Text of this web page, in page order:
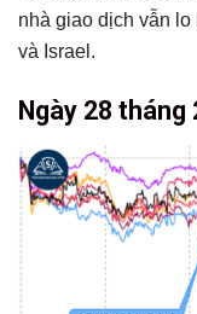
nhà giao dịch vẫn
và Israel.
Ngày 28 tháng